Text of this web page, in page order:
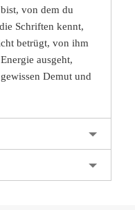
von dem du
Schriften kennt,
betrügt, von ihm
ausgeht,
Demut und